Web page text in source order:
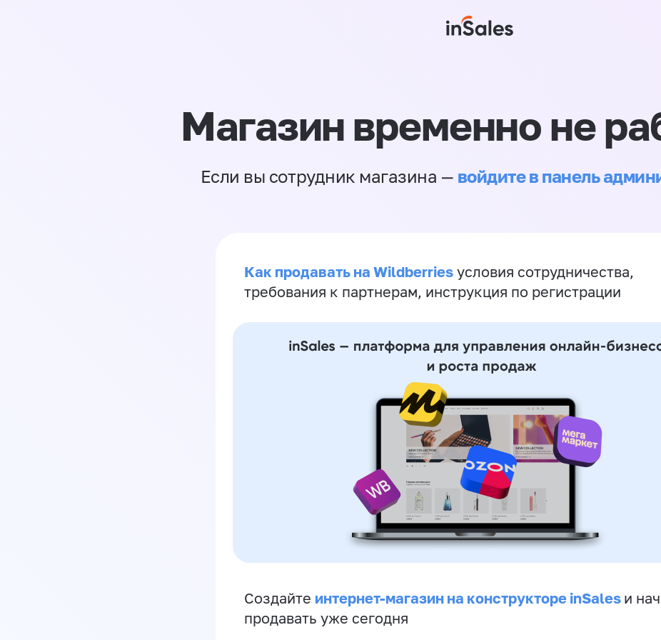
Магазин временно не
Если вы сотрудник магазина — войдите в панель
Как продавать на Wildberries условия сотрудничества,
требования к партнерам, инструкция по регистрации
Создайте интернет-магазин на конструкторе inSales и
продавать уже сегодня